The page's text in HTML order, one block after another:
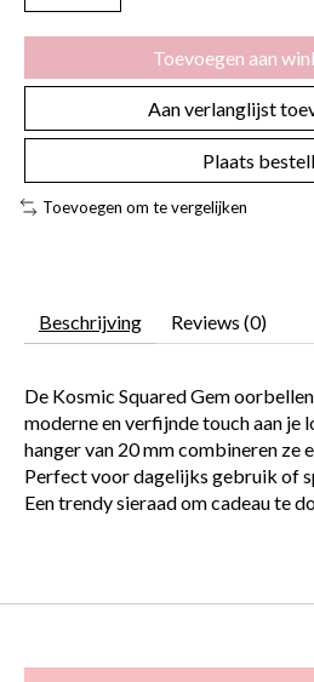
Toevoegen aan
Aan verlanglijst
Plaats
Toevoegen om te vergelijken
Beschrijving Reviews (0)
De Kosmic Squared Gem
moderne en verfijnde touch aan je
hanger van 20 mm combineren ze
Perfect voor dagelijks gebruik of
Een trendy sieraad om cadeau te